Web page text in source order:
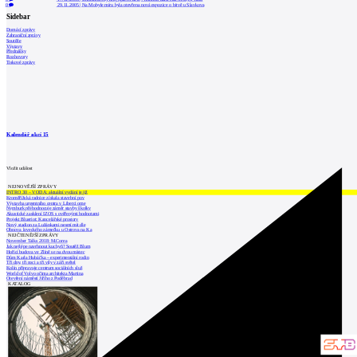
0
29.11.2005| Na Mohyle míru byla otevřena nová expozice o bitvě u Slavkova
Sidebar
Domácí zprávy
Zahraniční zprávy
Soutěže
Výstavy
Přednášky
Rozhovory
Tiskové zprávy
Kalendář akcí 15
Vložit událost
NEJNOVĚJŠÍ ZPRÁVY
INTRO 30 – VODA: aktuální vydání je již
Kroměřížská radnice získala stavební pov
Výstavba urgentního centra v Liberci ome
Nymburk přehodnocuje záměr stavby školky
Akustické zasklení IZOS s ověřenými hodnotami
Projekt Blueriot: Kancelářské prostory
Nový stadion za Lužánkami nesmí mít dle
Obnova loveckého zámečku u Ostrova na Ka
NEJČTENĚJŠÍ ZPRÁVY
November Talks 2018: M.Corea
Jak nejlépe navrhnout kuchyň? Soutěž Blum
Hořící budova ve Zlíně se na dvou místec
Dům Karla Hubáčka – experimentální rodin
Tři dny, tři noci a tři vily v záři světel
Kolín připravuje centrum sociálních služ
World of Volvo očima architekta Martina
Otevření náměstí Jiřího z Poděbrad
KATALOG